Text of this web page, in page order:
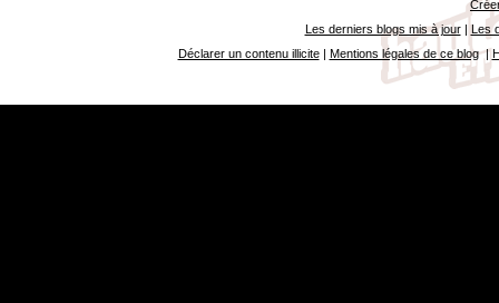
Les derniers blogs mis à jour| Les
Déclarer un contenu illicite| Mentions légales de ce blog|